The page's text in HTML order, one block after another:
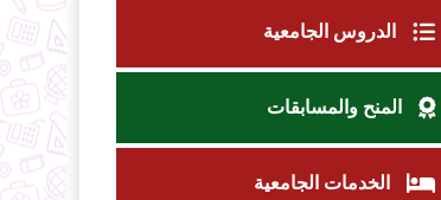
الدروس الجامعية
المنح والمسابقات
الخدمات الجامعية